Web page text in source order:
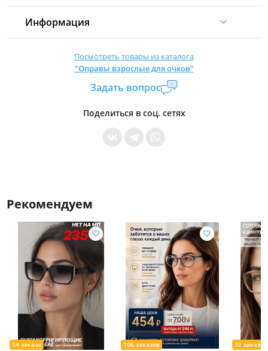
Информация
Страна производитель:Китай
Уровень доступа:0
* Общие условия читайте в правилах сайта
Посмотреть товары из каталога
"Оправы взрослые для очков"
Задать вопрос
Поделиться в соц. сетях
Рекомендуем